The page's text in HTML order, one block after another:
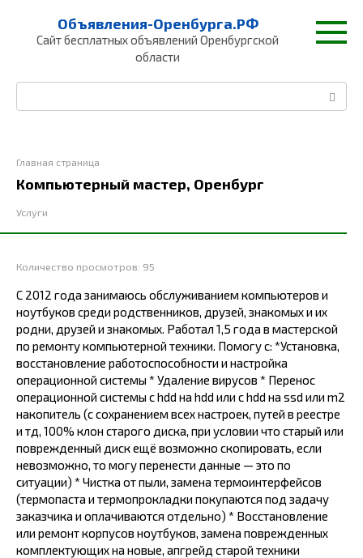
контенту
Объявления-Оренбурга.РФ
Сайт бесплатных объявлений Оренбургской
области
Главная страница
Компьютерный мастер, Оренбург
Услуги
Количество просмотров: 95
С 2012 года занимаюсь обслуживанием компьютеров и
ноутбуков среди родственников, друзей, знакомых и их
родни, друзей и знакомых. Работал 1,5 года в мастерской
по ремонту компьютерной техники. Помогу с: *Установка,
восстановление работоспособности и настройка
операционной системы * Удаление вирусов * Перенос
операционной системы с hdd на hdd или с hdd на ssd или m2
накопитель (с сохранением всех настроек, путей в реестре
и тд, 100% клон старого диска, при условии что старый или
поврежденный диск ещё возможно скопировать, если
невозможно, то могу перенести данные — это по
ситуации) * Чистка от пыли, замена термоинтерфейсов
(термопаста и термопрокладки покупаются под задачу
заказчика и оплачиваются отдельно) * Восстановление
или ремонт корпусов ноутбуков, замена поврежденных
комплектующих на новые, апгрейд старой техники